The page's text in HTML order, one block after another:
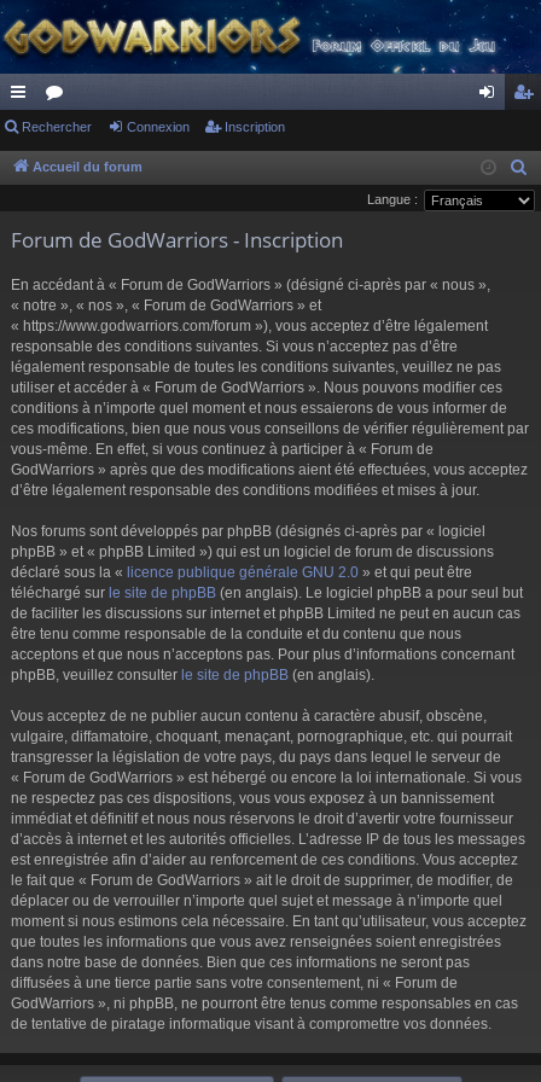
ac
co
ci
or
u
s
ne cri
pti
Rechercher Connexion Inscription
Accueil du forum
e
Langue :
Forum de GodWarriors - Inscription
En accédant à « Forum de GodWarriors » (désigné ci-après par « nous »,
« notre », « nos », « Forum de GodWarriors » et
« https://www.godwarriors.com/forum »), vous acceptez d’être légalement
responsable des conditions suivantes. Si vous n’acceptez pas d’être
légalement responsable de toutes les conditions suivantes, veuillez ne pas
utiliser et accéder à « Forum de GodWarriors ». Nous pouvons modifier ces
conditions à n’importe quel moment et nous essaierons de vous informer de
ces modifications, bien que nous vous conseillons de vérifier régulièrement par
vous-même. En effet, si vous continuez à participer à « Forum de
GodWarriors » après que des modifications aient été effectuées, vous acceptez
d’être légalement responsable des conditions modifiées et mises à jour.
Nos forums sont développés par phpBB (désignés ci-après par « logiciel
phpBB » et « phpBB Limited ») qui est un logiciel de forum de discussions
déclaré sous la « licence publique générale GNU 2.0 » et qui peut être
téléchargé sur le site de phpBB (en anglais). Le logiciel phpBB a pour seul but
de faciliter les discussions sur internet et phpBB Limited ne peut en aucun cas
être tenu comme responsable de la conduite et du contenu que nous
acceptons et que nous n’acceptons pas. Pour plus d’informations concernant
phpBB, veuillez consulter le site de phpBB (en anglais).
Vous acceptez de ne publier aucun contenu à caractère abusif, obscène,
vulgaire, diffamatoire, choquant, menaçant, pornographique, etc. qui pourrait
transgresser la législation de votre pays, du pays dans lequel le serveur de
« Forum de GodWarriors » est hébergé ou encore la loi internationale. Si vous
ne respectez pas ces dispositions, vous vous exposez à un bannissement
immédiat et définitif et nous nous réservons le droit d’avertir votre fournisseur
d’accès à internet et les autorités officielles. L’adresse IP de tous les messages
est enregistrée afin d’aider au renforcement de ces conditions. Vous acceptez
le fait que « Forum de GodWarriors » ait le droit de supprimer, de modifier, de
déplacer ou de verrouiller n’importe quel sujet et message à n’importe quel
moment si nous estimons cela nécessaire. En tant qu’utilisateur, vous acceptez
que toutes les informations que vous avez renseignées soient enregistrées
dans notre base de données. Bien que ces informations ne seront pas
diffusées à une tierce partie sans votre consentement, ni « Forum de
GodWarriors », ni phpBB, ne pourront être tenus comme responsables en cas
de tentative de piratage informatique visant à compromettre vos données.